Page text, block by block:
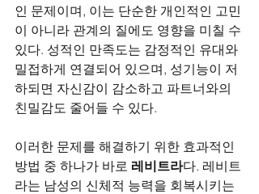
인 문제이며, 이는 단순한 개인적인 고민
이 아니라 관계의 질에도 영향을 미칠 수
있다. 성적인 만족도는 감정적인 유대와
밀접하게 연결되어 있으며, 성기능이 저
하되면 자신감이 감소하고 파트너와의
친밀감도 줄어들 수 있다.
이러한 문제를 해결하기 위한 효과적인
방법 중 하나가 바로 레비트라다. 레비트
라는 남성의 신체적 능력을 회복시키는